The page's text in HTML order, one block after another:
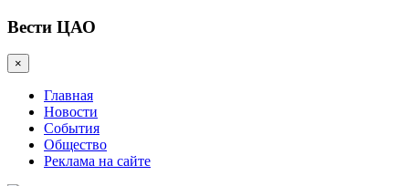
Вести ЦАО
×
Главная
Новости
События
Общество
Реклама на сайте